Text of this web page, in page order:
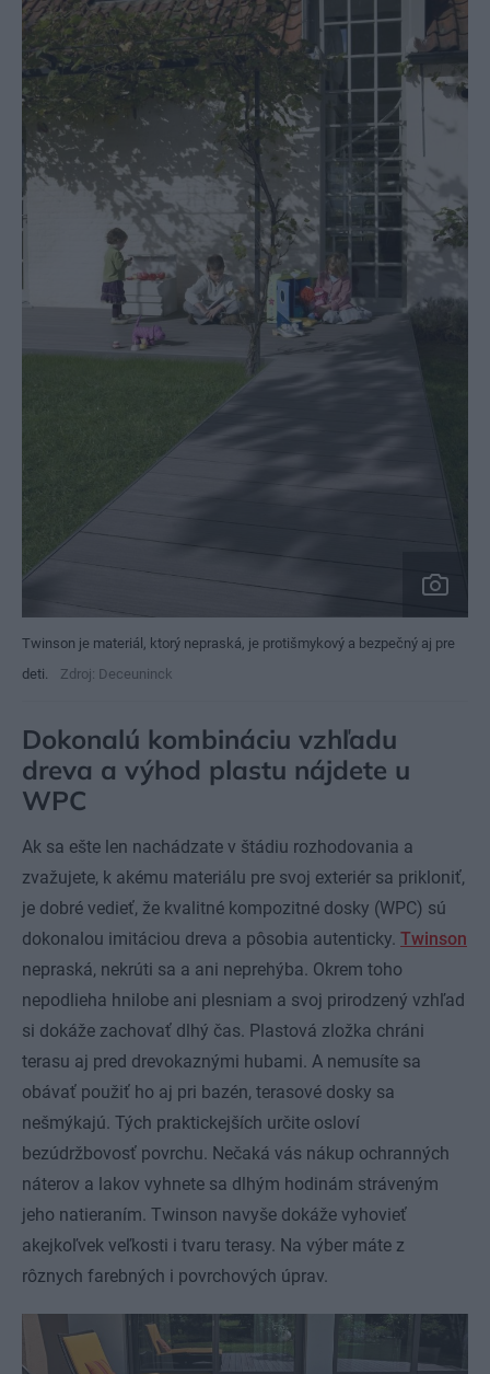
Twinson je materiál, ktorý nepraská, je protišmykový a bezpečný aj pre
deti.
Zdroj: Deceuninck
Dokonalú kombináciu vzhľadu
dreva a výhod plastu nájdete u
WPC
Ak sa ešte len nachádzate v štádiu rozhodovania a
zvažujete, k akému materiálu pre svoj exteriér sa prikloniť,
je dobré vedieť, že kvalitné kompozitné dosky (WPC) sú
dokonalou imitáciou dreva a pôsobia autenticky. Twinson
nepraská, nekrúti sa a ani neprehýba. Okrem toho
nepodlieha hnilobe ani plesniam a svoj prirodzený vzhľad
si dokáže zachovať dlhý čas. Plastová zložka chráni
terasu aj pred drevokaznými hubami. A nemusíte sa
obávať použiť ho aj pri bazén, terasové dosky sa
nešmýkajú. Tých praktickejších určite osloví
bezúdržbovosť povrchu. Nečaká vás nákup ochranných
náterov a lakov vyhnete sa dlhým hodinám stráveným
jeho natieraním. Twinson navyše dokáže vyhovieť
akejkoľvek veľkosti i tvaru terasy. Na výber máte z
rôznych farebných i povrchových úprav.